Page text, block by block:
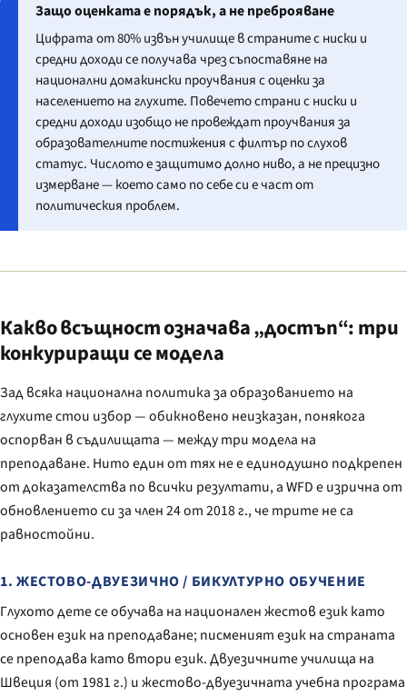
Защо оценката е порядък, а не преброяване
Цифрата от 80% извън училище в страните с ниски и
средни доходи се получава чрез съпоставяне на
национални домакински проучвания с оценки за
населението на глухите. Повечето страни с ниски и
средни доходи изобщо не провеждат проучвания за
образователните постижения с филтър по слухов
статус. Числото е защитимо долно ниво, а не прецизно
измерване — което само по себе си е част от
политическия проблем.
Какво всъщност означава „достъп“: три
конкуриращи се модела
Зад всяка национална политика за образованието на
глухите стои избор — обикновено неизказан, понякога
оспорван в съдилищата — между три модела на
преподаване. Нито един от тях не е единодушно подкрепен
от доказателства по всички резултати, а WFD е изрична от
обновлението си за член 24 от 2018 г., че трите не са
равностойни.
1. ЖЕСТОВО-ДВУЕЗИЧНО / БИКУЛТУРНО ОБУЧЕНИЕ
Глухото дете се обучава на национален жестов език като
основен език на преподаване; писменият език на страната
се преподава като втори език. Двуезичните училища на
Швеция (от 1981 г.) и жестово-двуезичната учебна програма